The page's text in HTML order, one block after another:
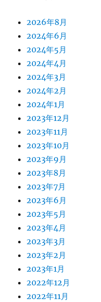
2026年8月
2024年6月
2024年5月
2024年4月
2024年3月
2024年2月
2024年1月
2023年12月
2023年11月
2023年10月
2023年9月
2023年8月
2023年7月
2023年6月
2023年5月
2023年4月
2023年3月
2023年2月
2023年1月
2022年12月
2022年11月